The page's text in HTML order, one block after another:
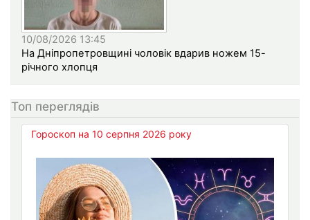
10/08/2026 13:45
На Дніпропетровщині чоловік вдарив ножем 15-
річного хлопця
Топ переглядів
Гороскоп на 10 серпня 2026 року